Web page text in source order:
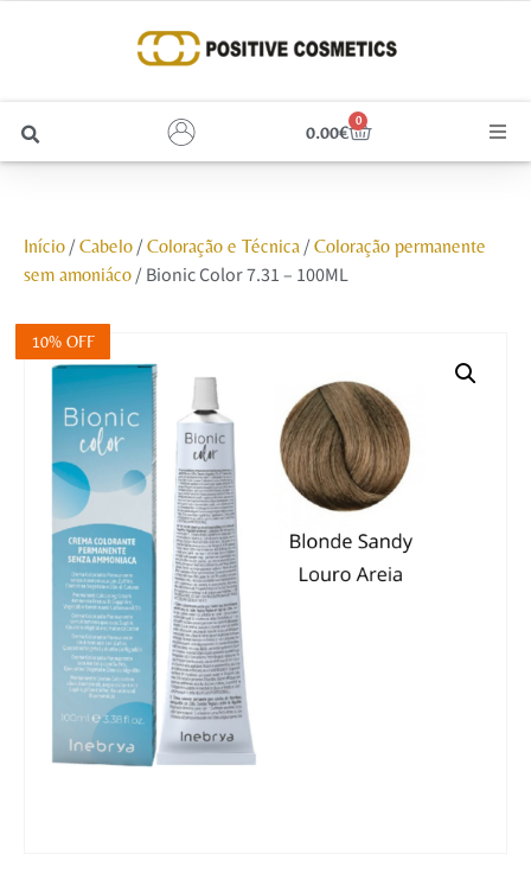
0.00€
0
Unhas
Rosto
Corpo e Estética
Maquilhagem
Mobiliário
Início/ Cabelo/ Coloração e Técnica/ Coloração permanente
sem amoniáco/ Bionic Color 7.31 – 100ML
10% OFF